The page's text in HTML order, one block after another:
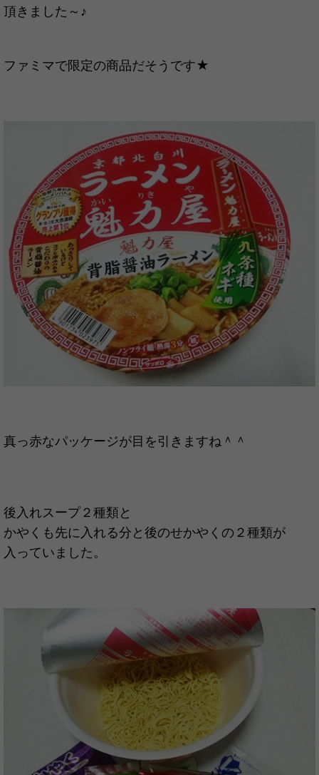
頂きました～♪
ファミマで限定の商品だそうです★
真っ赤なパッケージが目を引きますね＾＾
後入れスープ２種類と
かやくも先に入れる分と後のせかやくの２種類が
入っていました。